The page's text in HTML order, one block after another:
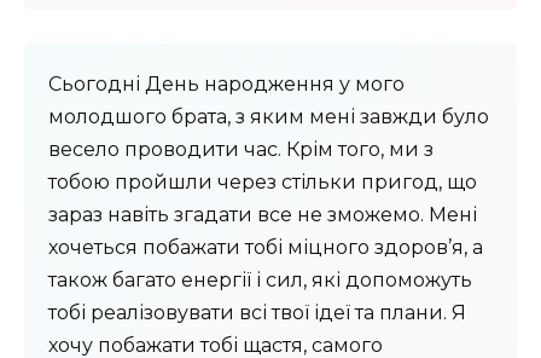
Сьогодні День народження у мого
молодшого брата, з яким мені завжди було
весело проводити час. Крім того, ми з
тобою пройшли через стільки пригод, що
зараз навіть згадати все не зможемо. Мені
хочеться побажати тобі міцного здоров’я, а
також багато енергії і сил, які допоможуть
тобі реалізовувати всі твої ідеї та плани. Я
хочу побажати тобі щастя, самого